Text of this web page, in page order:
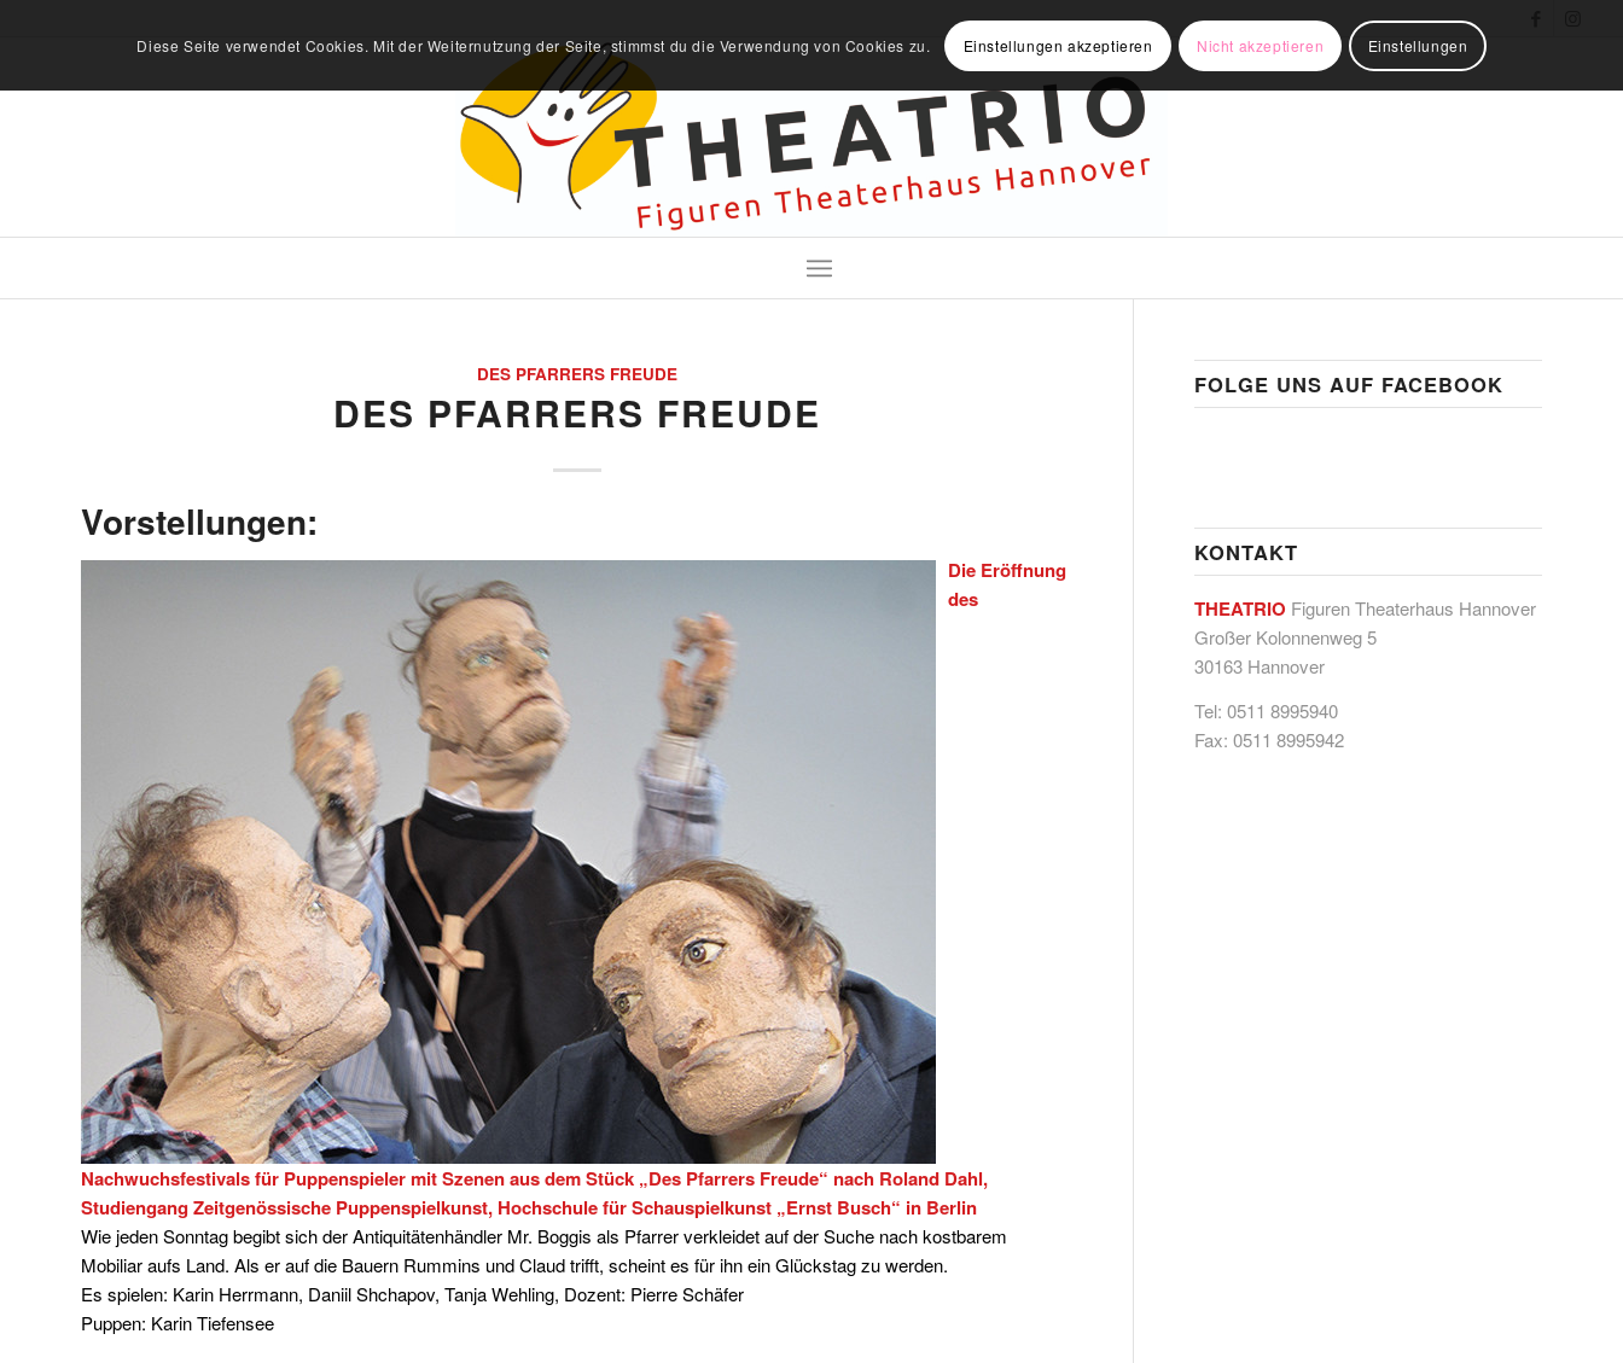
DES PFARRERS FREUDE
DES PFARRERS FREUDE
Vorstellungen:
Die Eröffnung
des
Nachwuchsfestivals für Puppenspieler mit Szenen aus dem Stück „Des Pfarrers Freude“ nach Roland Dahl,
Studiengang Zeitgenössische Puppenspielkunst, Hochschule für Schauspielkunst „Ernst Busch“ in Berlin
Wie jeden Sonntag begibt sich der Antiquitätenhändler Mr. Boggis als Pfarrer verkleidet auf der Suche nach kostbarem
Mobiliar aufs Land. Als er auf die Bauern Rummins und Claud trifft, scheint es für ihn ein Glückstag zu werden.
Es spielen: Karin Herrmann, Daniil Shchapov, Tanja Wehling, Dozent: Pierre Schäfer
Puppen: Karin Tiefensee
FOLGE UNS AUF FACEBOOK
KONTAKT
THEATRIO Figuren Theaterhaus Hannover
Großer Kolonnenweg 5
30163 Hannover
Tel: 0511 8995940
Fax: 0511 8995942
Diese Seite verwendet Cookies. Mit der Weiternutzung der Seite, stimmst du die Verwendung von Cookies zu. Einstellungen akzeptieren Nicht akzeptieren Einstellungen